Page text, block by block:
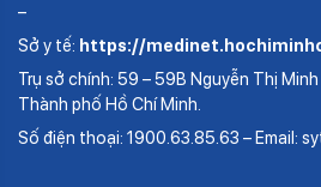
–
Sở y tế: https://
Trụ sở chính: 59 – 59B Nguyễn Thị
Thành phố Hồ Chí Minh.
Số điện thoại: 1900.63.85.63 – Email: